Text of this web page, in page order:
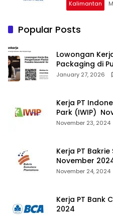
Kalimantan
Popular Posts
Lowongan
Packaging di
January 27, 2026
Kerja PT
Park (IWIP)
November 23, 2024
Kerja PT
November
November 24, 2024
Kerja PT Bank
2024